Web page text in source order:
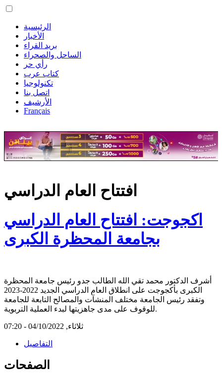
الرئيسية
الأخبار
بريد القراء
الساحل والصحراء
رأي حر
كتاب عرب
تكنولوجيا
اتصل بنا
الأرشيف
Français
افتتاح العام الدراسي
اكجوجت: افتتاح العام الدراسي
بجامعة المحظرة الكبرى
أشرف الدكتور محمد تقي الله الطالب جدو رئيس جامعة المحظرة
وتفقد رئيس الجامعة مختلف المنشآت والمصالح التابعة للجامعة
للوقوف على مدى جاهزيتها لبدء العملية التربوية.
ثلاثاء, 04/10/2022 - 07:20
التفاصيل
الصفحات